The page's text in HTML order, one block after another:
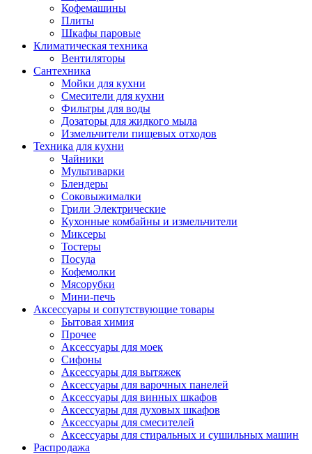
Кофемашины
Плиты
Шкафы паровые
Климатическая техника
Вентиляторы
Сантехника
Мойки для кухни
Смесители для кухни
Фильтры для воды
Дозаторы для жидкого мыла
Измельчители пищевых отходов
Техника для кухни
Чайники
Мультиварки
Блендеры
Соковыжималки
Грили Электрические
Кухонные комбайны и измельчители
Миксеры
Тостеры
Посуда
Кофемолки
Мясорубки
Мини-печь
Аксессуары и сопутствующие товары
Бытовая химия
Прочее
Аксессуары для моек
Сифоны
Аксессуары для вытяжек
Аксессуары для варочных панелей
Аксессуары для винных шкафов
Аксессуары для духовых шкафов
Аксессуары для смесителей
Аксессуары для стиральных и сушильных машин
Распродажа